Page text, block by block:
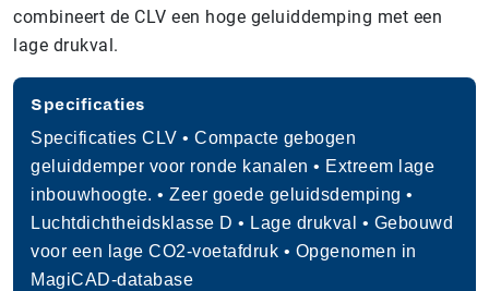
combineert de CLV een hoge geluiddemping met een
lage drukval.
Specificaties
Specificaties CLV • Compacte gebogen
geluiddemper voor ronde kanalen • Extreem lage
inbouwhoogte. • Zeer goede geluidsdemping •
Luchtdichtheidsklasse D • Lage drukval • Gebouwd
voor een lage CO2-voetafdruk • Opgenomen in
MagiCAD-database